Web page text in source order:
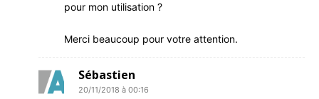
pour mon utilisation ?
Merci beaucoup pour votre attention.
Sébastien
20/11/2018 à 00:16